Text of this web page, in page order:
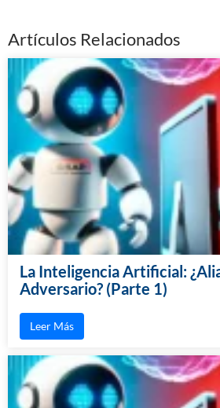
Artículos Relacionados
La Inteligencia Artificial:
Adversario? (Parte 1)
Leer Más